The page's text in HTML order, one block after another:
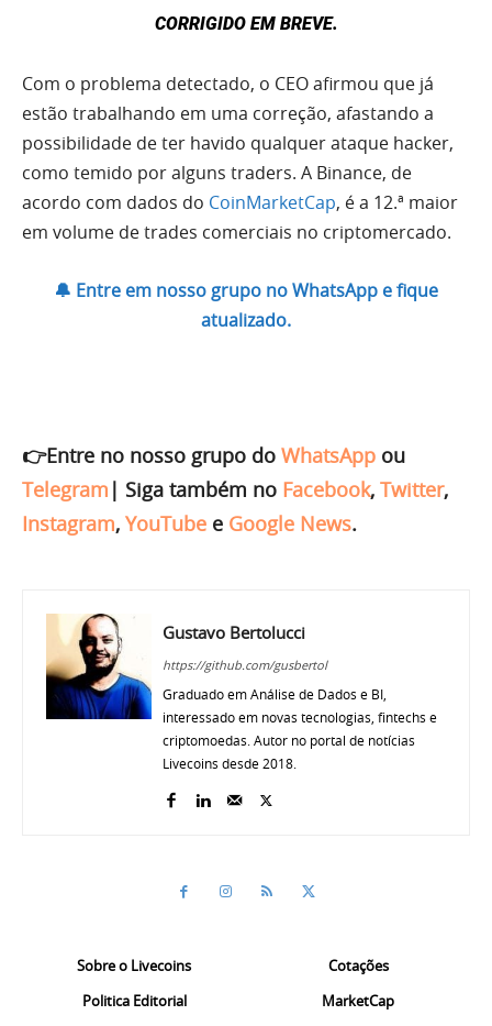
CORRIGIDO EM BREVE.
Com o problema detectado, o CEO afirmou que já
estão trabalhando em uma correção, afastando a
possibilidade de ter havido qualquer ataque hacker,
como temido por alguns traders. A Binance, de
acordo com dados do CoinMarketCap, é a 12.ª maior
em volume de trades comerciais no criptomercado.
🔔 Entre em nosso grupo no WhatsApp e fique
atualizado.
👉Entre no nosso grupo do WhatsApp ou
Telegram | Siga também no Facebook, Twitter,
Instagram, YouTube e Google News.
Gustavo Bertolucci
https://github.com/gusbertol
Graduado em Análise de Dados e BI,
interessado em novas tecnologias, fintechs e
criptomoedas. Autor no portal de notícias
Livecoins desde 2018.
Sobre o Livecoins
Politica Editorial
Cotações
MarketCap